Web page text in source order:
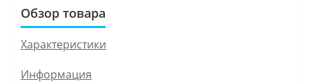
Обзор товара
Характеристики
Информация